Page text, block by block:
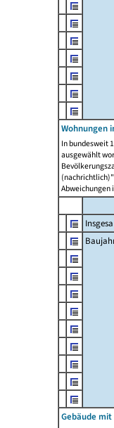
Wohnungen
In bundesweit
ausgewählt
Abweichungen
Gebäude mit